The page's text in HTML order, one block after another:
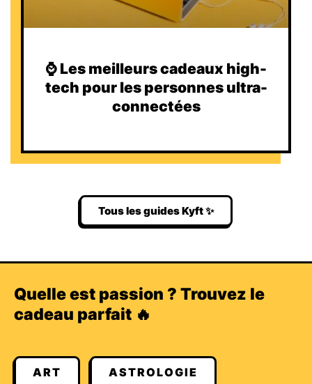
⌚️ Les meilleurs cadeaux high-
tech pour les personnes ultra-
connectées
Tous les guides Kyft ✨
Quelle est passion ? Trouvez le
cadeau parfait 🔥
ART ASTROLOGIE